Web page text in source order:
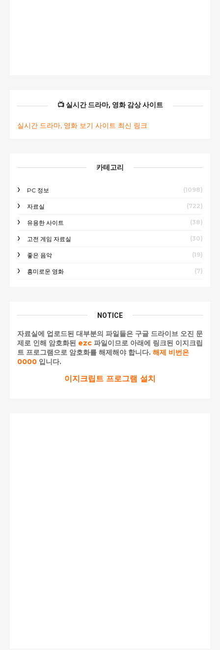
📺 실시간 드라마, 영화 감상 사이트
실시간 드라마, 영화 보기 사이트 최신 링크
카테고리
PC 정보 (1098)
자료실 (722)
유용한 사이트 (38)
고전 게임 자료실 (30)
좋은 음악 (19)
흥미로운 영화 (7)
NOTICE
자료실에 업로드된 대부분의 파일들은 구글 드라이브 오진 문
제로 인해 암호화된 ezc 파일이므로 아래에 링크된 이지크립
트 프로그램으로 암호화를 해제해야 합니다. 해제 비번은
0000 입니다.
이지크립트 프로그램 설치